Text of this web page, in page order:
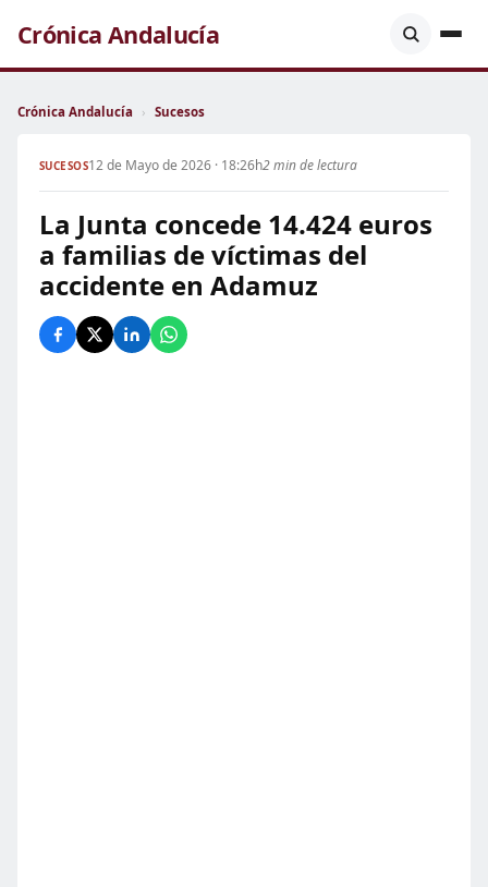
Crónica Andalucía
Crónica Andalucía › Sucesos
SUCESOS12 de Mayo de 2026 · 18:26h2 min de lectura
La Junta concede 14.424 euros
a familias de víctimas del
accidente en Adamuz